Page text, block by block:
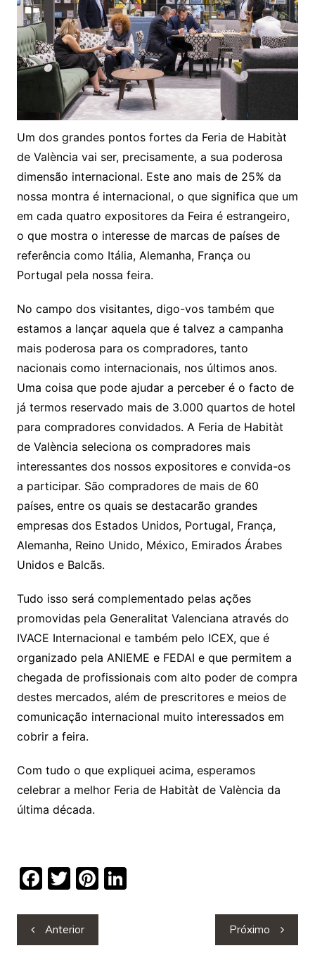
Um dos grandes pontos fortes da Feria de Habitàt
de València vai ser, precisamente, a sua poderosa
dimensão internacional. Este ano mais de 25% da
nossa montra é internacional, o que significa que um
em cada quatro expositores da Feira é estrangeiro,
o que mostra o interesse de marcas de países de
referência como Itália, Alemanha, França ou
Portugal pela nossa feira.
No campo dos visitantes, digo-vos também que
estamos a lançar aquela que é talvez a campanha
mais poderosa para os compradores, tanto
nacionais como internacionais, nos últimos anos.
Uma coisa que pode ajudar a perceber é o facto de
já termos reservado mais de 3.000 quartos de hotel
para compradores convidados. A Feria de Habitàt
de València seleciona os compradores mais
interessantes dos nossos expositores e convida-os
a participar. São compradores de mais de 60
países, entre os quais se destacarão grandes
empresas dos Estados Unidos, Portugal, França,
Alemanha, Reino Unido, México, Emirados Árabes
Unidos e Balcãs.
Tudo isso será complementado pelas ações
promovidas pela Generalitat Valenciana através do
IVACE Internacional e também pelo ICEX, que é
organizado pela ANIEME e FEDAI e que permitem a
chegada de profissionais com alto poder de compra
destes mercados, além de prescritores e meios de
comunicação internacional muito interessados em
cobrir a feira.
Com tudo o que expliquei acima, esperamos
celebrar a melhor Feria de Habitàt de València da
última década.
F
c
e
T
itt
er
Pi
er
e
Li
Navegação
de
Anterior Próximo